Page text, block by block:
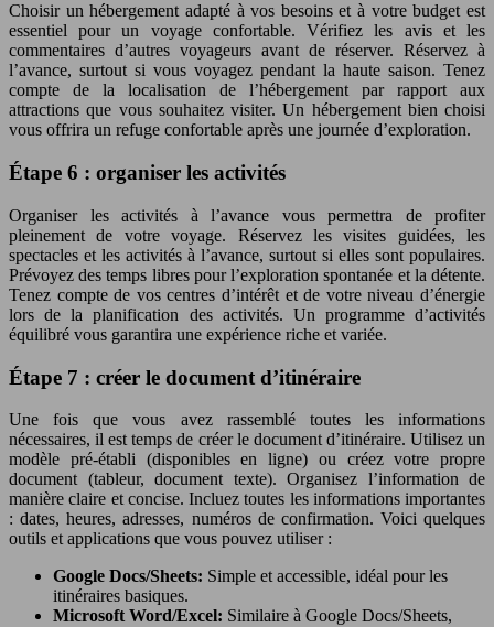
Choisir un hébergement adapté à vos besoins et à votre budget est
essentiel pour un voyage confortable. Vérifiez les avis et les
commentaires d’autres voyageurs avant de réserver. Réservez à
l’avance, surtout si vous voyagez pendant la haute saison. Tenez
compte de la localisation de l’hébergement par rapport aux
attractions que vous souhaitez visiter. Un hébergement bien choisi
vous offrira un refuge confortable après une journée d’exploration.
Étape 6 : organiser les activités
Organiser les activités à l’avance vous permettra de profiter
pleinement de votre voyage. Réservez les visites guidées, les
spectacles et les activités à l’avance, surtout si elles sont populaires.
Prévoyez des temps libres pour l’exploration spontanée et la détente.
Tenez compte de vos centres d’intérêt et de votre niveau d’énergie
lors de la planification des activités. Un programme d’activités
équilibré vous garantira une expérience riche et variée.
Étape 7 : créer le document d’itinéraire
Une fois que vous avez rassemblé toutes les informations
nécessaires, il est temps de créer le document d’itinéraire. Utilisez un
modèle pré-établi (disponibles en ligne) ou créez votre propre
document (tableur, document texte). Organisez l’information de
manière claire et concise. Incluez toutes les informations importantes
: dates, heures, adresses, numéros de confirmation. Voici quelques
outils et applications que vous pouvez utiliser :
Google Docs/Sheets: Simple et accessible, idéal pour les
itinéraires basiques.
Microsoft Word/Excel: Similaire à Google Docs/Sheets,